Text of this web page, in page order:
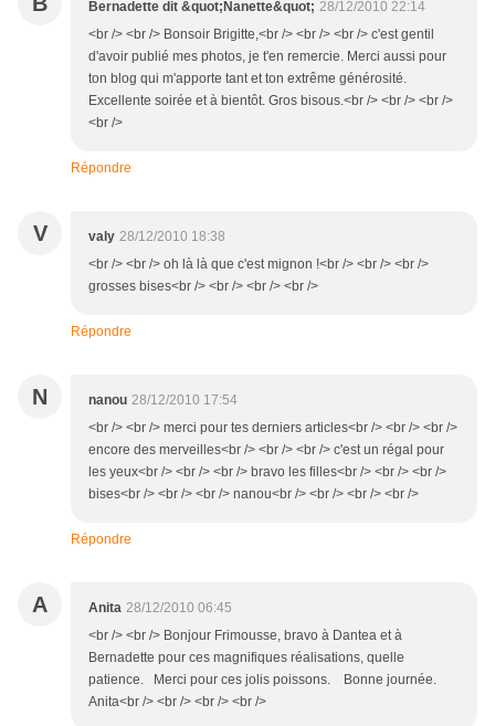
Bernadette dit &quot;Nanette&quot; 28/12/2010 22:14
<br /> <br /> Bonsoir Brigitte,<br /> <br /> <br /> c'est gentil
d'avoir publié mes photos, je t'en remercie. Merci aussi pour
ton blog qui m'apporte tant et ton extrême générosité.
Excellente soirée et à bientôt. Gros bisous.<br /> <br /> <br />
<br />
Répondre
V valy 28/12/2010 18:38
<br /> <br /> oh là là que c'est mignon !<br /> <br /> <br />
grosses bises<br /> <br /> <br /> <br />
Répondre
N nanou 28/12/2010 17:54
<br /> <br /> merci pour tes derniers articles<br /> <br /> <br />
encore des merveilles<br /> <br /> <br /> c'est un régal pour
les yeux<br /> <br /> <br /> bravo les filles<br /> <br /> <br />
bises<br /> <br /> <br /> nanou<br /> <br /> <br /> <br />
Répondre
A Anita 28/12/2010 06:45
<br /> <br /> Bonjour Frimousse, bravo à Dantea et à
Bernadette pour ces magnifiques réalisations, quelle
patience. Merci pour ces jolis poissons. Bonne journée.
Anita<br /> <br /> <br /> <br />